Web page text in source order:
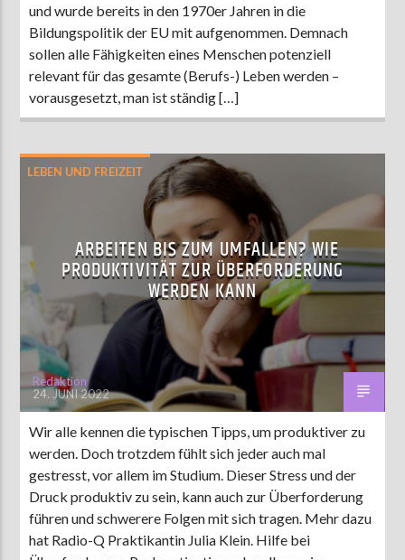
und wurde bereits in den 1970er Jahren in die
Bildungspolitik der EU mit aufgenommen. Demnach
sollen alle Fähigkeiten eines Menschen potenziell
relevant für das gesamte (Berufs-) Leben werden –
vorausgesetzt, man ist ständig […]
LEBEN UND FREIZEIT
ARBEITEN BIS ZUM UMFALLEN? WIE
PRODUKTIVITÄT ZUR ÜBERFORDERUNG
WERDEN KANN
Redaktion
24. JUNI 2022
Wir alle kennen die typischen Tipps, um produktiver zu
werden. Doch trotzdem fühlt sich jeder auch mal
gestresst, vor allem im Studium. Dieser Stress und der
Druck produktiv zu sein, kann auch zur Überforderung
führen und schwerere Folgen mit sich tragen. Mehr dazu
hat Radio-Q Praktikantin Julia Klein. Hilfe bei